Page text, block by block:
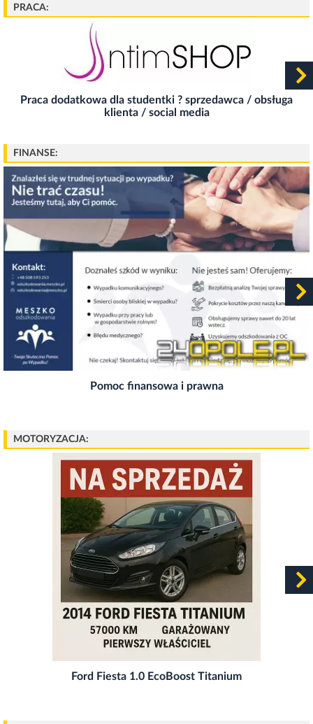
indywidualna
Wykonam [79]
Promowanie wizytówki google maps opole od 400
pln miesięcznie
Strony internetowe opole i okolice od 399 pln
polska
Wykonam [79]
? sklep internetowy za 1999 pln ? twój biznes online
rusza od zera polska usa
Wykonam [79]
Wykonam prowadzenie strony facebooka =
pozyskiwanie nowych klientów - skutecznie !
Sklep internetowy dla firmy od 1999 pln
Pozostałe [20]
Ford fiesta 1.0 ecoboost titanium
Samochody [23]
Elektryk, pomocnik elektryka (m/k/d) praca niemcy
Opony / felgi [15]
Solidne kuchnie węglowe i piecyki kuchenne z
szamotowym paleniskiem.
Remontowe/budowlane [6]
Piec heta - jedyny słuszny wybór. wzbudź zazdrość
kojącym ciepłem.
Remontowe/budowlane [6]
Szafa do przedpokoju
Meble [83]
PRACA:
Praca dodatkowa dla studentki ? sprzedawca / obsługa
klienta / social media
FINANSE:
Pomoc finansowa i prawna
MOTORYZACJA:
Ford Fiesta 1.0 EcoBoost Titanium